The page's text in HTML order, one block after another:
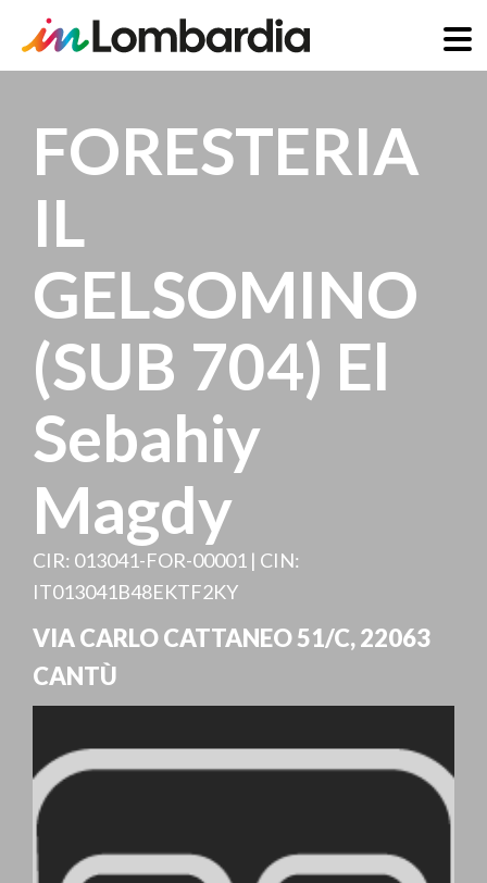
InhaltFORESTERIA
IL
GELSOMINO
(SUB 704) El
Sebahiy
Magdy
CIR: 013041-FOR-00001 | CIN:
IT013041B48EKTF2KY
VIA CARLO CATTANEO 51/C,22063
CANTÙ